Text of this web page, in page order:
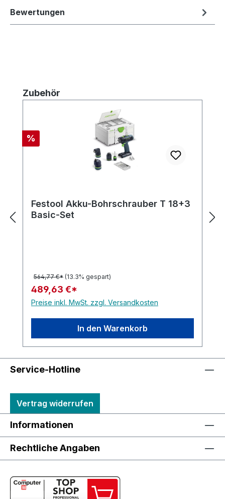
Bewertungen
Produktgalerie überspringen
Zubehör
Rabatt
%
Festool Akku-Bohrschrauber T 18+3
Basic-Set
564,77 €* (13.3% gespart)
489,63 €*
Preise inkl. MwSt. zzgl. Versandkosten
In den Warenkorb
Service-Hotline
Vertrag widerrufen
Informationen
Rechtliche Angaben